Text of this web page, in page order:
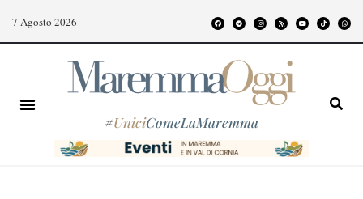
7 Agosto 2026
#UniciComeLaMaremma